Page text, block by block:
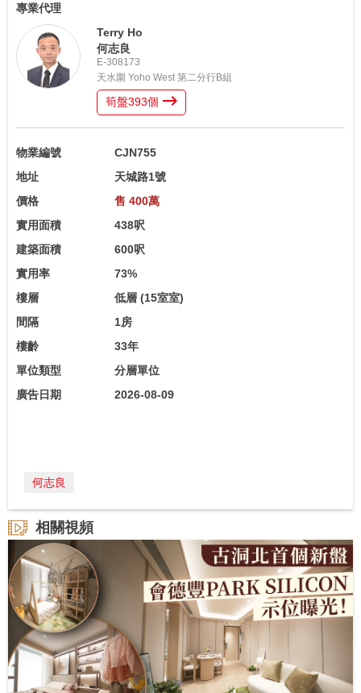
專業代理
Terry Ho
何志良
E-308173
天水圍 Yoho West 第二分行B組
筍盤393個
物業編號
CJN755
地址
天城路1號
價格
售 400萬
實用面積
438呎
建築面積
600呎
實用率
73%
樓層
低層 (15室室)
間隔
1房
樓齡
33年
單位類型
分層單位
廣告日期
2026-08-09
何志良
相關視頻